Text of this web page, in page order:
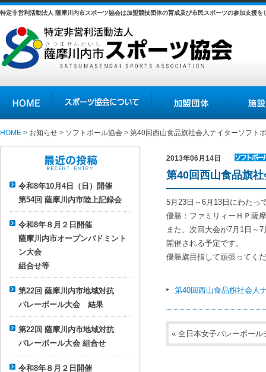
特定非営利活動法人 薩摩川内市スポーツ協会は加盟競技団体の育成及び市民スポーツの参加支援を
スポーツ協会について 加盟団体 施設の紹介
HOME > お知らせ > ソフトボール協会 > 第40回西山食品旗社会人ナイターソフト
令和8年10月4日（日）開催
第54回 薩摩川内市陸上記録会
令和8年８月２日開催
薩摩川内市オープンバドミント
ン大会
組合せ等
第22回 薩摩川内市地域対抗
バレーボール大会 結果
第22回 薩摩川内市地域対抗
バレーボール大会 組合せ
令和8年８月２日開催
2013年06月14日
ソフトボ
ール協会
第40回西山食品旗
5月23日～6月13日にわたっ
優勝：ファミリィーＨＰ
また、次回大会が7月1日～
開催される予定です。
優勝旗目指して頑張ってく
第40回西山食品旗社会人
« 全日本女子バレーボー